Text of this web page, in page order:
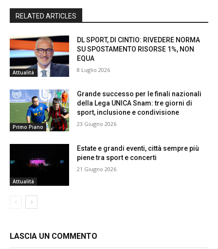
RELATED ARTICLES
Attualità
DL SPORT, DI CINTIO: RIVEDERE NORMA
SU SPOSTAMENTO RISORSE 1%, NON
EQUA
8 Luglio 2026
Primo Piano
Grande successo per le finali nazionali
della Lega UNICA Snam: tre giorni di
sport, inclusione e condivisione
23 Giugno 2026
Attualità
Estate e grandi eventi, città sempre più
piene tra sport e concerti
21 Giugno 2026
LASCIA UN COMMENTO